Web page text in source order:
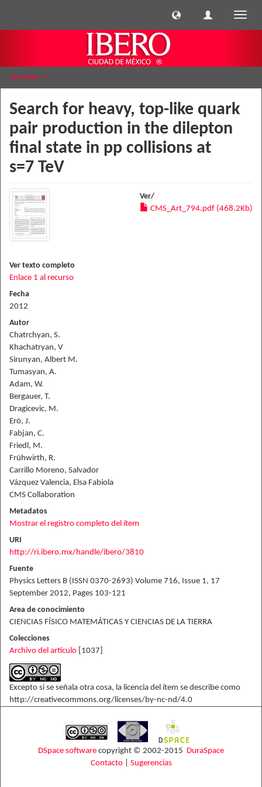
Ver ítem
Search for heavy, top-like quark
pair production in the dilepton
final state in pp collisions at
s=7 TeV
Ver/
CMS_Art_794.pdf (468.2Kb)
Ver texto completo
Enlace 1 al recurso
Fecha
2012
Autor
Chatrchyan, S.
Khachatryan, V
Sirunyan, Albert M.
Tumasyan, A.
Adam, W.
Bergauer, T.
Dragicevic, M.
Erö, J.
Fabjan, C.
Friedl, M.
Frühwirth, R.
Carrillo Moreno, Salvador
Vázquez Valencia, Elsa Fabiola
CMS Collaboration
Metadatos
Mostrar el registro completo del ítem
URI
http://ri.ibero.mx/handle/ibero/3810
Fuente
Physics Letters B (ISSN 0370-2693) Volume 716, Issue 1, 17
September 2012, Pages 103-121
Area de conocimiento
CIENCIAS FÍSICO MATEMÁTICAS Y CIENCIAS DE LA TIERRA
Colecciones
Archivo del artículo [1037]
Excepto si se señala otra cosa, la licencia del ítem se describe como
http://creativecommons.org/licenses/by-nc-nd/4.0
DSpace software copyright © 2002-2015 DuraSpace
Contacto| Sugerencias